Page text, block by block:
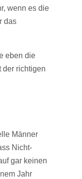
wenn es die
das
eben die
der richtigen
Männer
Nicht-
gar keinen
Jahr